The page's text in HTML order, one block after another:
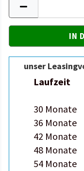
unser
Laufzeit
30 Monate
36 Monate
42 Monate
48 Monate
54 Monate